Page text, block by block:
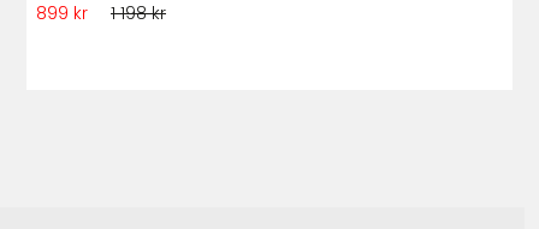
899 kr
1 198 kr